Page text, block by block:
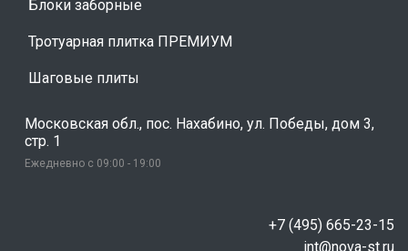
Блоки заборные
Тротуарная плитка ПРЕМИУМ
Шаговые плиты
Московская обл., пос. Нахабино, ул. Победы, дом 3,
стр. 1
Ежедневно с 09:00 - 19:00
+7 (495) 665-23-15
int@nova-st.ru